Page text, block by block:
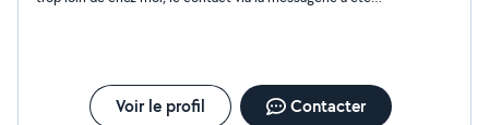
Voir le profil Contacter